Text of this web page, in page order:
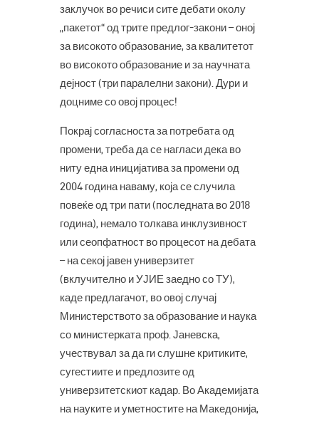
заклучок во речиси сите дебати околу
„пакетот“ од трите предлог-закони – оној
за високото образование, за квалитетот
во високото образование и за научната
дејност (три паралелни закони). Дури и
доцниме со овој процес!
Покрај согласноста за потребата од
промени, треба да се нагласи дека во
ниту една иницијатива за промени од
2004 година наваму, која се случила
повеќе од три пати (последната во 2018
година), немало толкава инклузивност
или сеопфатност во процесот на дебата
– на секој јавен универзитет
(вклучително и УЈИЕ заедно со ТУ),
каде предлагачот, во овој случај
Министерството за образование и наука
со министерката проф. Јаневска,
учествувал за да ги слушне критиките,
сугестиите и предлозите од
универзитетскиот кадар. Во Академијата
на науките и уметностите на Македонија,